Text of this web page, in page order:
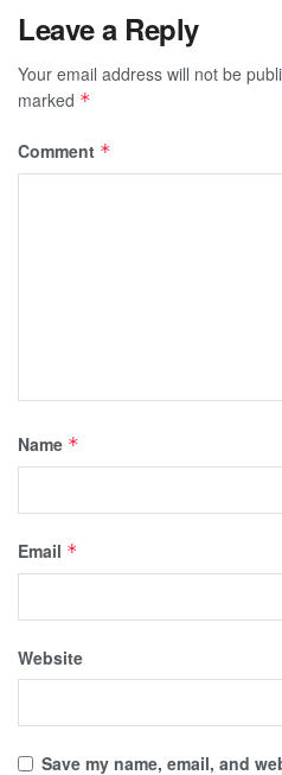
Leave a Reply
Your email address will not be
marked *
Comment *
Name *
Email *
Website
Save my name, email, and